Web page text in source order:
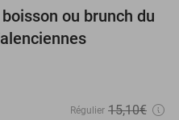
28%
ou brunch du
Régulier 15,10€